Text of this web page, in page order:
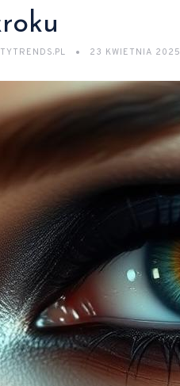
23 KWIETNIA 2025